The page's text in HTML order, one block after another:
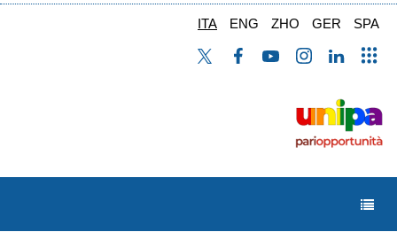
ITA ENG ZHO GER SPA